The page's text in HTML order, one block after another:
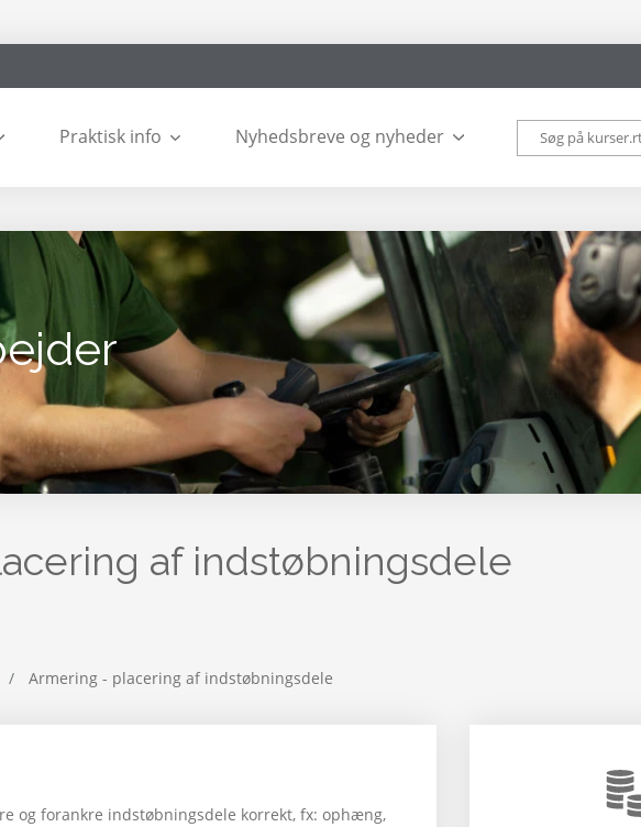
Praktisk info Nyhedsbreve og nyheder
af indstøbningsdele
Armering - placering af indstøbningsdele
og forankre indstøbningsdele korrekt, fx: ophæng,